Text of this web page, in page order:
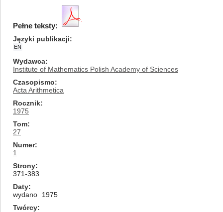
Pełne teksty:
Języki publikacji
EN
Wydawca
Institute of Mathematics Polish Academy of Sciences
Czasopismo
Acta Arithmetica
Rocznik
1975
Tom
27
Numer
1
Strony
371-383
Daty
wydano
1975
Twórcy